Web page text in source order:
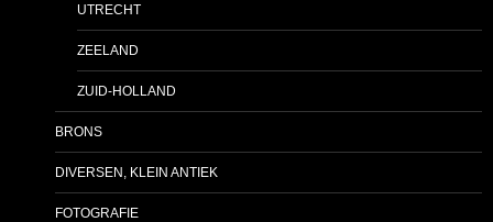
UTRECHT
ZEELAND
ZUID-HOLLAND
BRONS
DIVERSEN, KLEIN ANTIEK
FOTOGRAFIE